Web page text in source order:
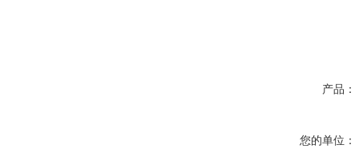
产品：
您的单位：